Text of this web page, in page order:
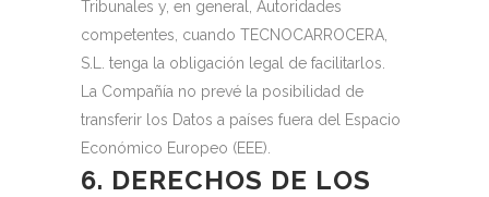
Tribunales y, en general, Autoridades
competentes, cuando TECNOCARROCERA,
S.L. tenga la obligación legal de facilitarlos.
La Compañía no prevé la posibilidad de
transferir los Datos a países fuera del Espacio
Económico Europeo (EEE).
6. DERECHOS DE LOS